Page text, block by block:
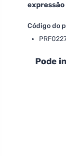
Código do
Pode